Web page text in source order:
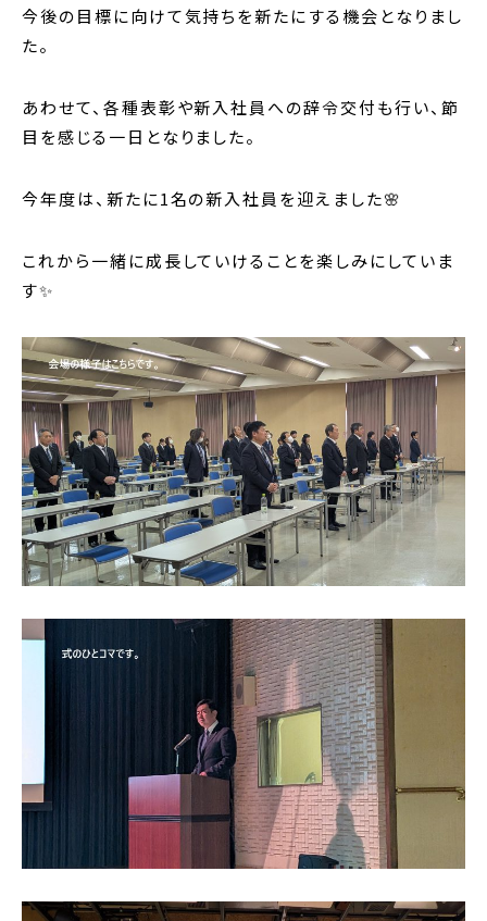
今後の目標に向けて気持ちを新たにする機会となりまし
た。
あわせて、各種表彰や新入社員への辞令交付も行い、節
目を感じる一日となりました。
今年度は、新たに1名の新入社員を迎えました🌸
これから一緒に成長していけることを楽しみにしていま
す✨